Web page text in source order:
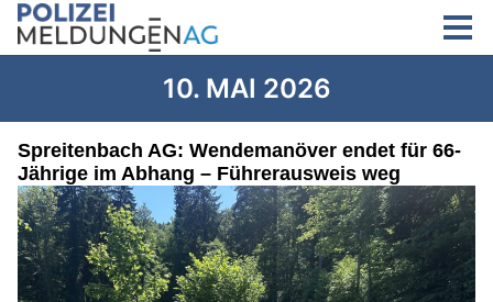
10. MAI 2026
Spreitenbach AG: Wendemanöver endet für 66-
Jährige im Abhang – Führerausweis weg